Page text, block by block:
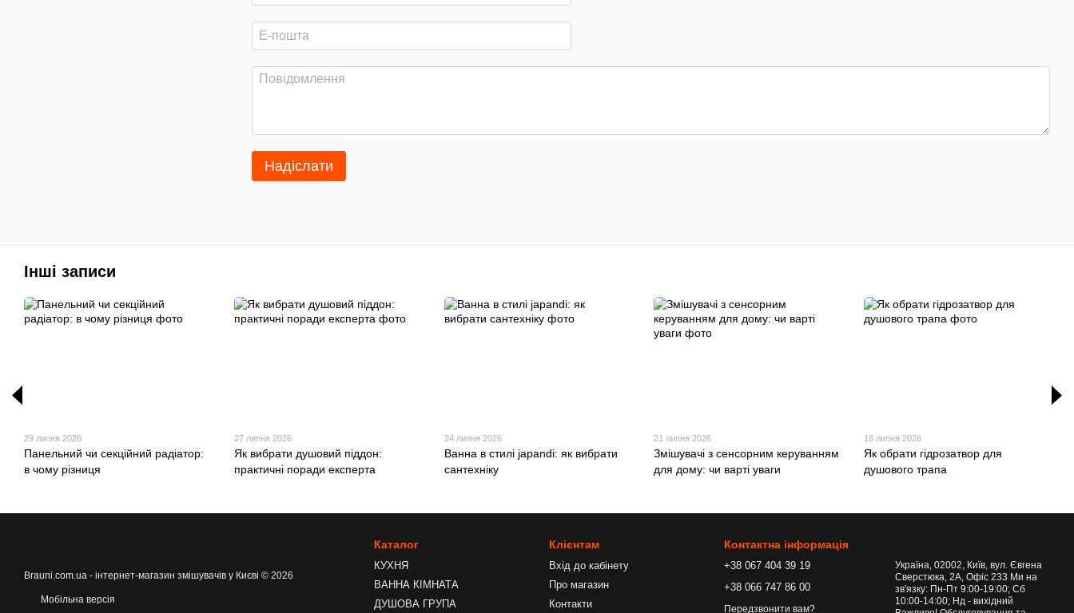
Надіслати
Інші записи
29 липня 2026
Панельний чи секційний радіатор:
в чому різниця
27 липня 2026
Як вибрати душовий піддон:
практичні поради експерта
24 липня 2026
Ванна в стилі japandi: як вибрати
сантехніку
21 липня 2026
Змішувачі з сенсорним керуванням
для дому: чи варті уваги
18 липня 2026
Як обрати гідрозатвор для
душового трапа
Brauni.com.ua - інтернет-магазин змішувачів у Києві © 2026
Мобільна версія
Каталог
КУХНЯ
ВАННА КІМНАТА
ДУШОВА ГРУПА
Клієнтам
Вхід до кабінету
Про магазин
Контакти
Контактна інформація
+38 067 404 39 19
+38 066 747 86 00
Передзвонити вам?
Україна, 02002, Київ, вул. Євгена
Сверстюка, 2А, Офіс 233 Ми на
зв'язку: Пн-Пт 9:00-19:00; Сб
10:00-14:00; Нд - вихідний